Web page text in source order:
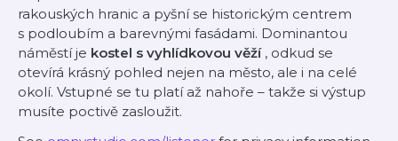
rakouských hranic a pyšní se historickým centrem
s podloubím a barevnými fasádami. Dominantou
náměstí je kostel s vyhlídkovou věží , odkud se
otevírá krásný pohled nejen na město, ale i na celé
okolí. Vstupné se tu platí až nahoře – takže si výstup
musíte poctivě zasloužit.